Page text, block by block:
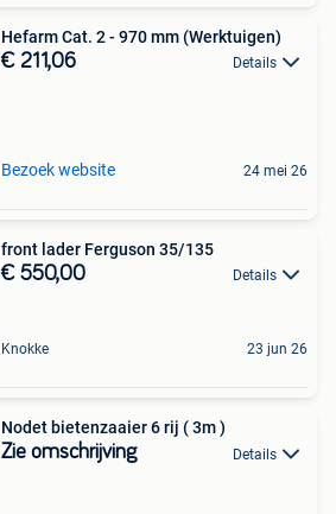
Hefarm Cat. 2 - 970 mm (Werktuigen)
€ 211,06 Details
Bezoek website 24 mei 26
front lader Ferguson 35/135
€ 550,00 Details
Knokke 23 jun 26
Nodet bietenzaaier 6 rij ( 3m )
Zie omschrijving Details